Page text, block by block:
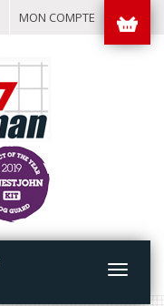
MON COMPTE
Toggle